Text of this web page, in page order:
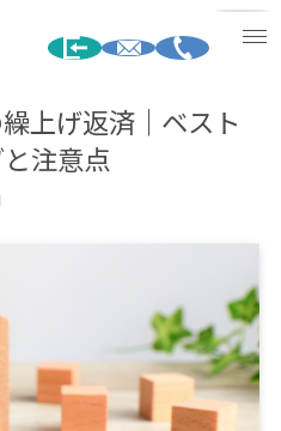
上げ返済｜ベスト
注意点